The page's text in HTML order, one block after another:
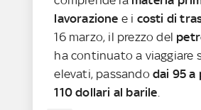
lavorazione e i costi di
16 marzo, il prezzo del
ha continuato a viaggiare
elevati, passandodai 95 a
110 dollari al barile.